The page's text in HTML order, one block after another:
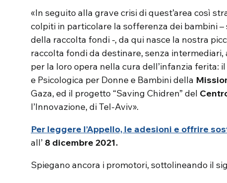
«In seguito alla grave crisi di quest’area così
colpiti in particolare la sofferenza dei bambini
della raccolta fondi -, da qui nasce la nostra
raccolta fondi da destinare, senza
per la loro opera nella cura dell’infanzia ferita:
e Psicologica per Donne e Bambini della
Gaza, ed il progetto “Saving Chidren” del
l’Innovazione, di Tel-Aviv».
Per leggere l’Appello, le adesioni e offrire
all’ 8 dicembre 2021.
Spiegano ancora i promotori, sottolineando il